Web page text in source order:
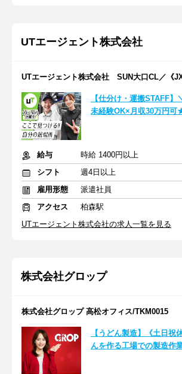
UTエージェント株式会社
UTエージェント株式会社 SUN大口CL／《
【仕分け・運搬STAFF】
未経験OK×月収30万円可
給与
時給 1400円以上
シフト
週4日以上
雇用形態
派遣社員
アクセス
柏森駅
UTエージェント株式会社の求人一覧を見る
株式会社グロップ
株式会社グロップ 高松オフィス/TKM0015
【うどん製造】《土日祝
んを作る工場での製造作